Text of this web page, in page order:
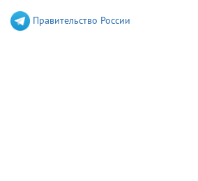
Правительство России